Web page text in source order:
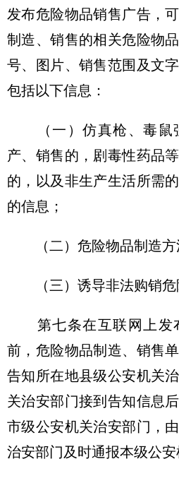
发布危险物品销售广告，
制造、销售的相关危险物
号、图片、销售范围及文
包括以下信息：
（一）仿真枪、毒鼠
产、销售的，剧毒性药品
的，以及非生产生活所需
的信息；
（二）危险物品制造方
（三）诱导非法购销危
第七条在互联网上发
前，危险物品制造、销售
告知所在地县级公安机关
关治安部门接到告知信息
市级公安机关治安部门，
治安部门及时通报本级公安